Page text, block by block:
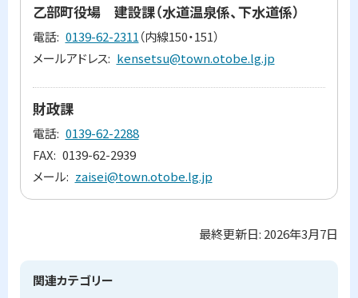
乙部町役場 建設課（水道温泉係、下水道係）
電話 0139-62-2311（内線150・151）
メールアドレス
kensetsu@town.otobe.lg.jp
財政課
電話 0139-62-2288
FAX 0139-62-2939
メール
zaisei@town.otobe.lg.jp
最終更新日: 2026年3月7日
関連カテゴリー